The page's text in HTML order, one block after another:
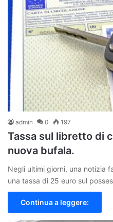
admin 0 197
Tassa sul libretto di
nuova bufala.
Negli ultimi giorni, una notizia
una tassa di 25 euro sul
Continua a leggere: